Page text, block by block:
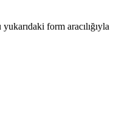
form aracılığıyla